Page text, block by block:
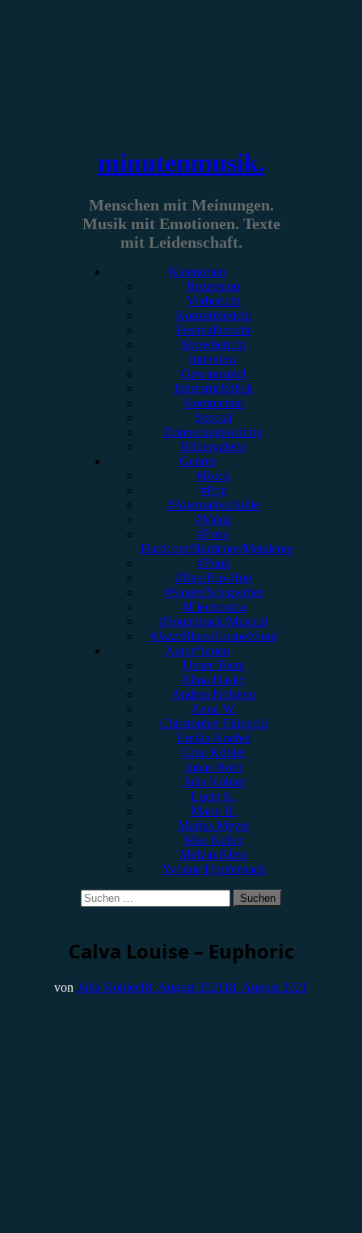
minutenmusik.
Menschen mit Meinungen.
Musik mit Emotionen. Texte
mit Leidenschaft.
Kategorien
Rezension
Vorbericht
Konzertbericht
Festivalbericht
Showbericht
Interview
Gewinnspiel
Jahresrückblick
Kommentar
Special
Erinnerungswürdig
Bildergalerie
Genres
#Rock
#Pop
#Alternative/Indie
#Metal
#Post-
Hardcore/Hardcore/Metalcore
#Punk
#Rap/Hip-Hop
#Singer/Songwriter
#Electronica
#Soundtrack/Musical
#Jazz/Blues/Gospel/Soul
Autor*innen
Unser Team
Alina Hasky
Andrea Holstein
Anna W.
Christopher Filipecki
Emilia Knebel
Gina Köhler
Jonas Horn
Julia Köhler
Lucie K.
Marie H.
Marius Meyer
Max Keller
Melvin Klein
Yvonne Hopfensack
Suchen
nach:
Calva Louise – Euphoric
von Julia Köhler18. August 202118. August 2021